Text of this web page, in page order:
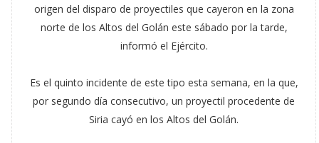
origen del disparo de proyectiles que cayeron en la zona
norte de los Altos del Golán este sábado por la tarde,
informó el Ejército.
Es el quinto incidente de este tipo esta semana, en la que,
por segundo día consecutivo, un proyectil procedente de
Siria cayó en los Altos del Golán.